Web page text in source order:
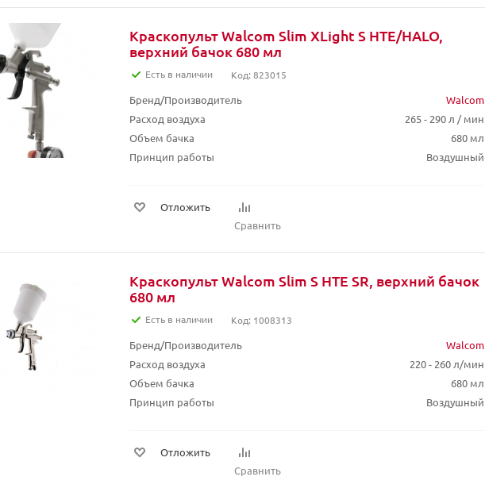
Краскопульт Walcom Slim XLight S HTE/HALO,
верхний бачок 680 мл
Есть в наличии Код: 823015
Бренд/Производитель
Walcom
Расход воздуха
265 - 290 л / мин
Объем бачка
680 мл
Принцип работы
Воздушный
Отложить
Сравнить
Краскопульт Walcom Slim S HTE SR, верхний бачок
680 мл
Есть в наличии Код: 1008313
Бренд/Производитель
Walcom
Расход воздуха
220 - 260 л/мин
Объем бачка
680 мл
Принцип работы
Воздушный
Отложить
Сравнить